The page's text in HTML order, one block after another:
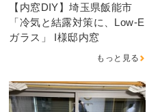
【内窓DIY】埼玉県飯能市
「冷気と結露対策に、Low-E
ガラス」 I様邸内窓
もっと見る